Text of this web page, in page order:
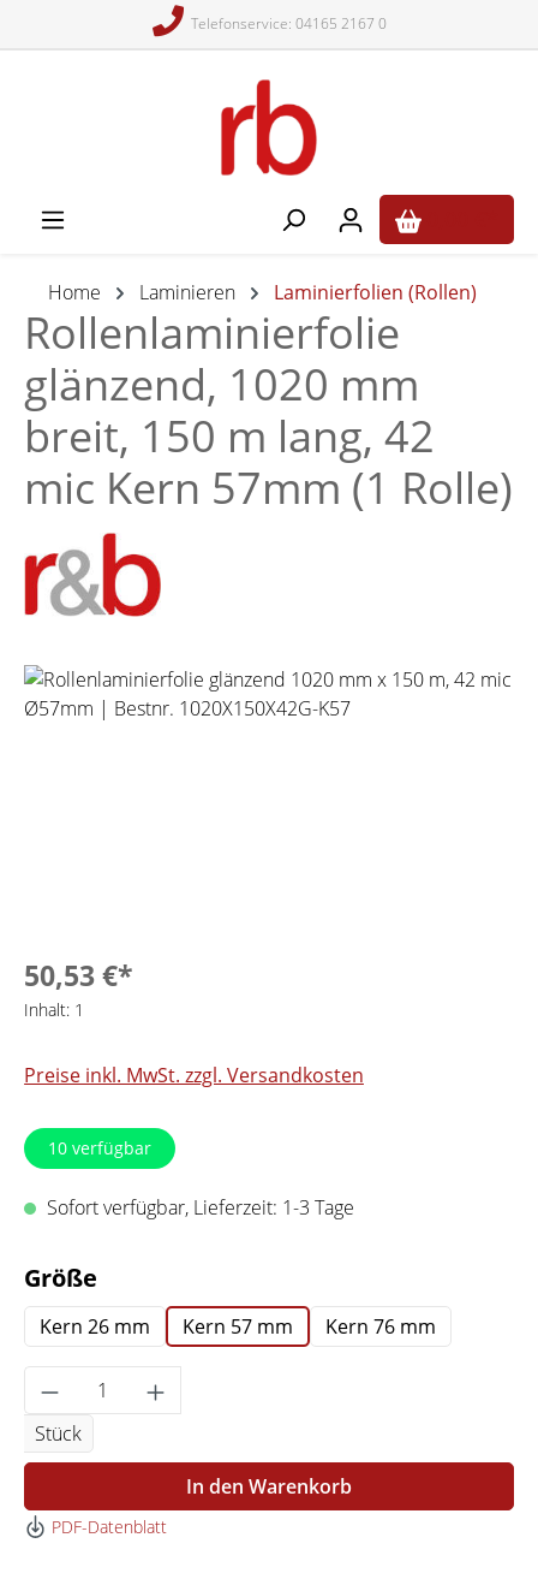
Telefonservice: 04165 2167 0
Home Laminieren Laminierfolien (Rollen)
Rollenlaminierfolie
glänzend, 1020 mm
breit, 150 m lang, 42
mic Kern 57mm (1 Rolle)
Bildergalerie überspringen
50,53 €*
Inhalt: 1
Preise inkl. MwSt. zzgl. Versandkosten
10 verfügbar
Sofort verfügbar, Lieferzeit: 1-3 Tage
Größe
Kern 26 mm Kern 57 mm Kern 76 mm
Produkt Anzahl: Gib den gewünschten
Stück
In den Warenkorb
PDF-Datenblatt